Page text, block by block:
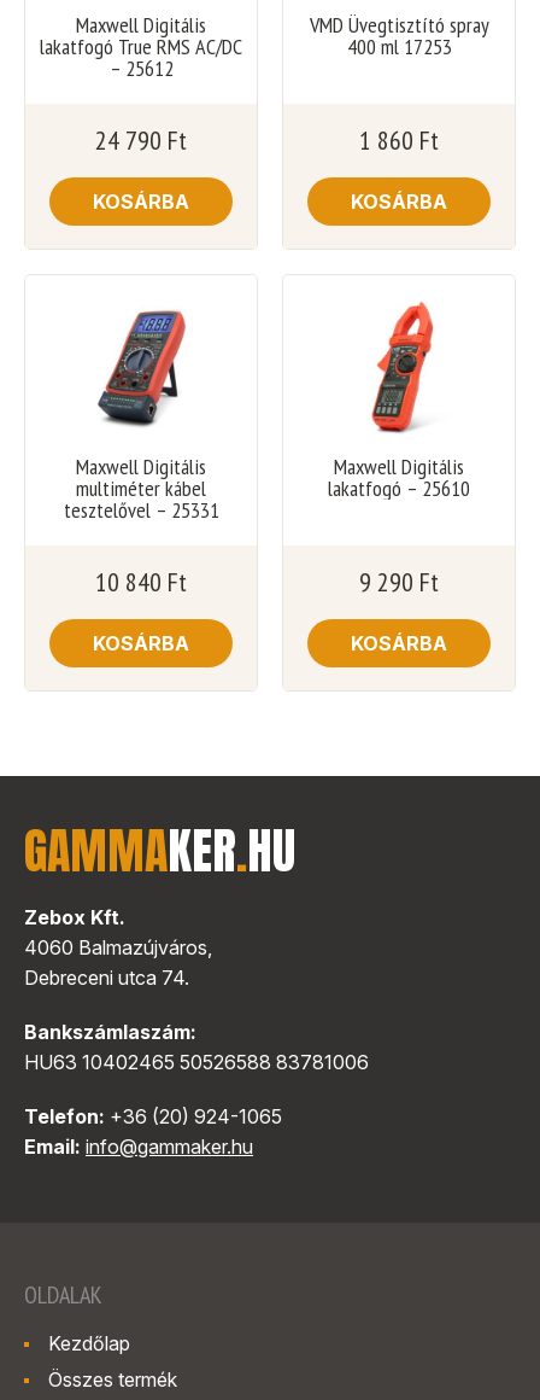
Maxwell Digitális
lakatfogó True RMS AC/DC
– 25612
24 790 Ft
KOSÁRBA
VMD Üvegtisztító spray
400 ml 17253
1 860 Ft
KOSÁRBA
Maxwell Digitális
multiméter kábel
tesztelővel – 25331
10 840 Ft
KOSÁRBA
Maxwell Digitális
lakatfogó – 25610
9 290 Ft
KOSÁRBA
GAMMAKER.HU
Zebox Kft.
4060 Balmazújváros,
Debreceni utca 74.
Bankszámlaszám:
HU63 10402465 50526588 83781006
Telefon: +36 (20) 924-1065
Email: info@gammaker.hu
OLDALAK
Kezdőlap
Összes termék